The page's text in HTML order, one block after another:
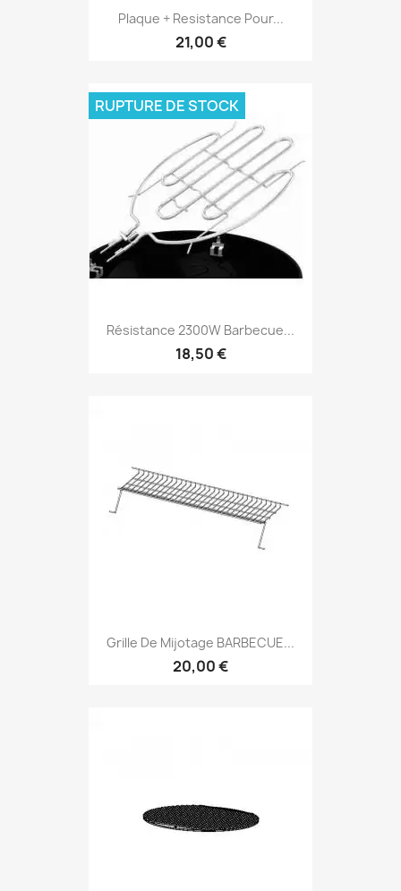
Plaque + Resistance Pour...
21,00 €
Résistance 2300W Barbecue...
18,50 €
RUPTURE DE STOCK
Grille De Mijotage BARBECUE...
20,00 €